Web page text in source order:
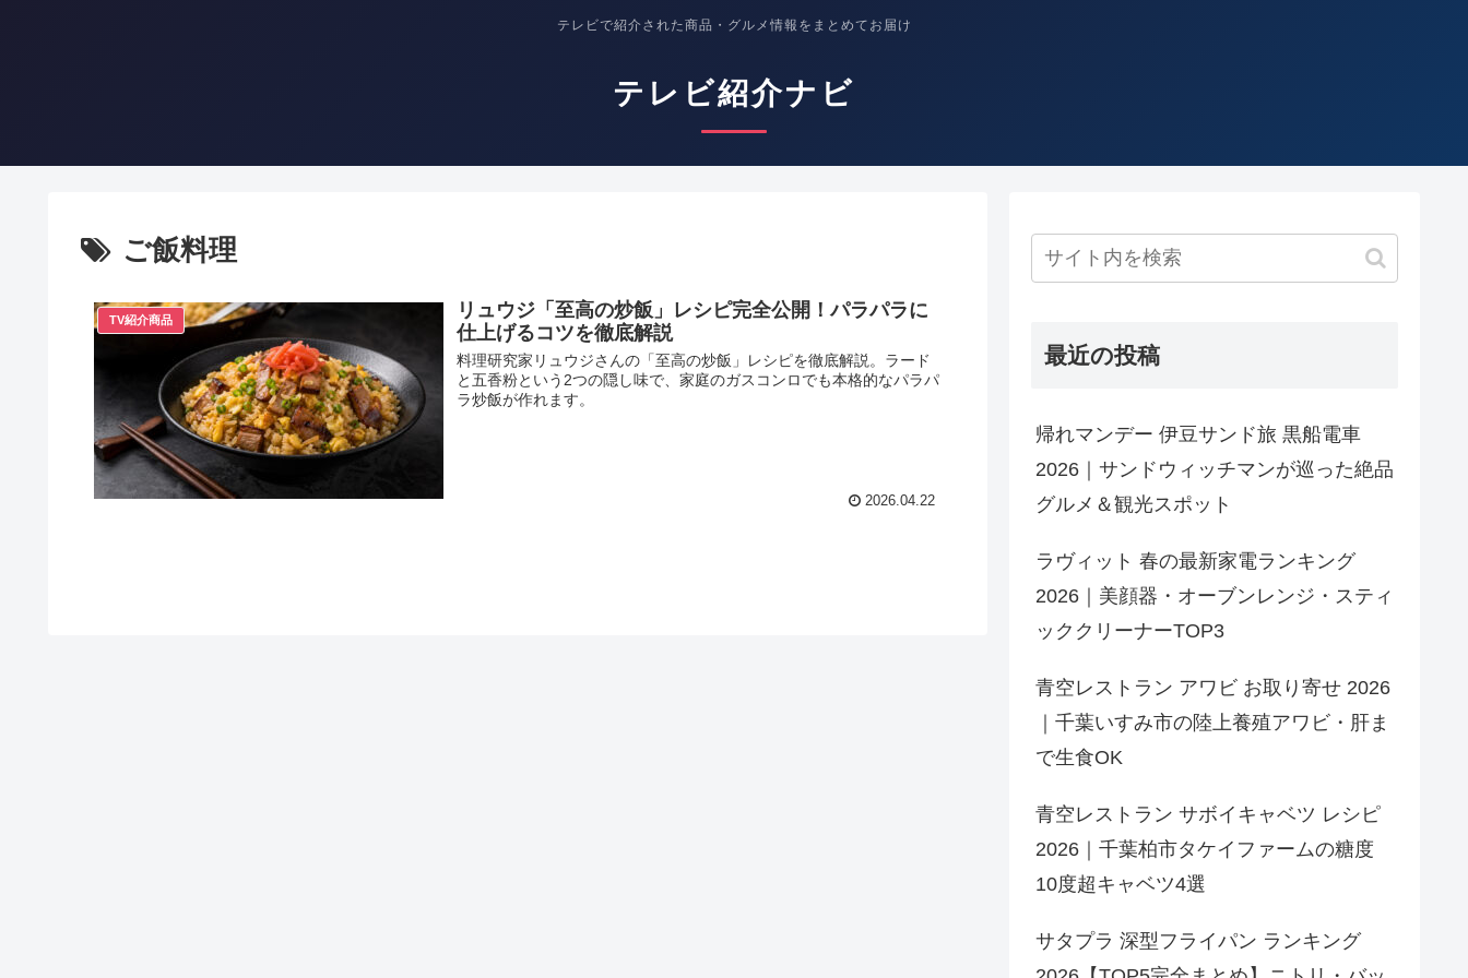
テレビで紹介された商品・グルメ情報をまとめてお届け
テレビ紹介ナビ
ご飯料理
TV紹介商品
リュウジ「至高の炒飯」レシピ完全公開！パラパラに
仕上げるコツを徹底解説
料理研究家リュウジさんの「至高の炒飯」レシピを徹底解説。ラード
と五香粉という2つの隠し味で、家庭のガスコンロでも本格的なパラパ
ラ炒飯が作れます。
2026.04.22
最近の投稿
帰れマンデー 伊豆サンド旅 黒船電車
2026｜サンドウィッチマンが巡った絶品
グルメ＆観光スポット
ラヴィット 春の最新家電ランキング
2026｜美顔器・オーブンレンジ・スティ
ッククリーナーTOP3
青空レストラン アワビ お取り寄せ 2026
｜千葉いすみ市の陸上養殖アワビ・肝ま
で生食OK
青空レストラン サボイキャベツ レシピ
2026｜千葉柏市タケイファームの糖度
10度超キャベツ4選
サタプラ 深型フライパン ランキング